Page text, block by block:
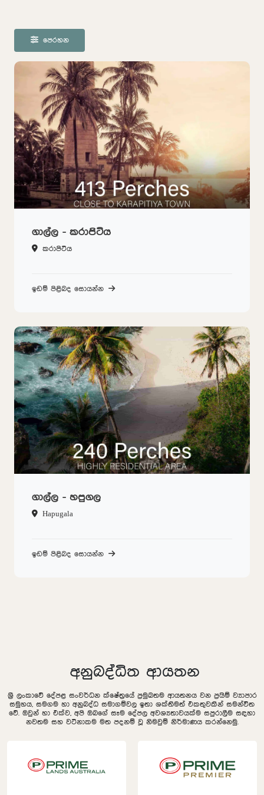
පෙරහන
ගාල්ල - කරාපිටිය
කරාපිටිය
ඉඩම් පිළිබද සොයන්න
ගාල්ල - හපුගල
Hapugala
ඉඩම් පිළිබද සොයන්න
අනුබද්ධිත ආයතන
ශ්‍රී ලංකාවේ දේපළ සංවර්ධන ක්ෂේත්‍රයේ ප්‍රමුඛතම ආයතනය වන ප්‍රයිම් ව්‍යාපාර
සමුහය, සමගම හා අනුබද්ධ සමාගම්වල ඉතා ශක්තිමත් එකතුවකින් සමන්විත
වේ. ඔවුන් හා එක්ව, අපි ඔබගේ සෑම දේපල අවශ්‍යතාවයක්ම සපුරාලීම සඳහා
නවතම සහ වටිනාකම මත පදනම් වූ නිමවුම් නිර්මාණය කරන්නෙමු.